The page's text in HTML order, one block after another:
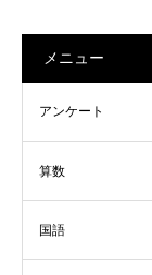
メニュー
アンケート
算数
国語